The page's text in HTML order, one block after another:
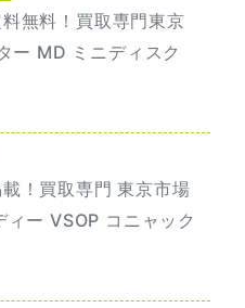
無料！買取専門東京
ー MD ミニディスク
！買取専門 東京市場
ー VSOP コニャック